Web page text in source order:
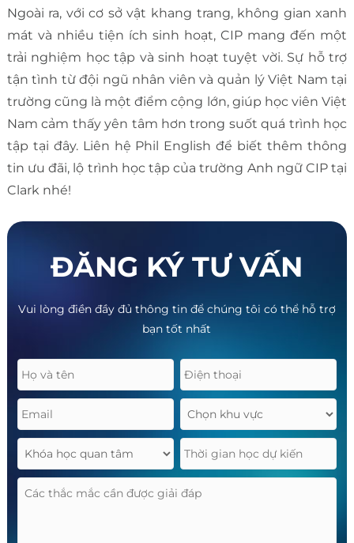
Ngoài ra, với cơ sở vật khang trang, không gian xanh
mát và nhiều tiện ích sinh hoạt, CIP mang đến một
trải nghiệm học tập và sinh hoạt tuyệt vời. Sự hỗ trợ
tận tình từ đội ngũ nhân viên và quản lý Việt Nam tại
trường cũng là một điểm cộng lớn, giúp học viên Việt
Nam cảm thấy yên tâm hơn trong suốt quá trình học
tập tại đây. Liên hệ Phil English để biết thêm thông
tin ưu đãi, lộ trình học tập của trường Anh ngữ CIP tại
Clark nhé!
ĐĂNG KÝ TƯ VẤN
Vui lòng điền đầy đủ thông tin để chúng tôi có thể hỗ trợ
bạn tốt nhất